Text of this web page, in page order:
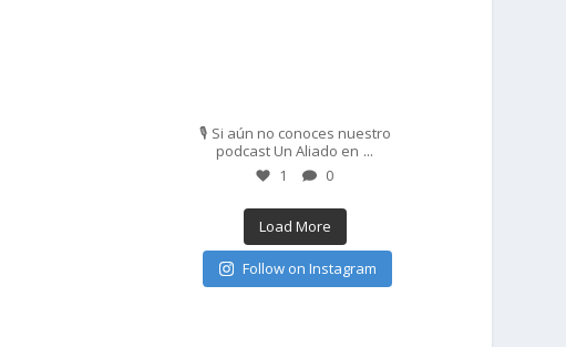
🎙️ Si aún no conoces nuestro
podcast Un Aliado en ...
1 0
Load More
Follow on Instagram